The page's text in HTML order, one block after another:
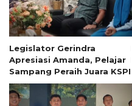
Legislator Gerindra
Apresiasi Amanda, Pelajar
Sampang Peraih Juara KSPI